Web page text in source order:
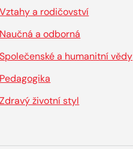
Vztahy a rodičovství
Naučná a odborná
Společenské a humanitní vědy
Pedagogika
Zdravý životní styl